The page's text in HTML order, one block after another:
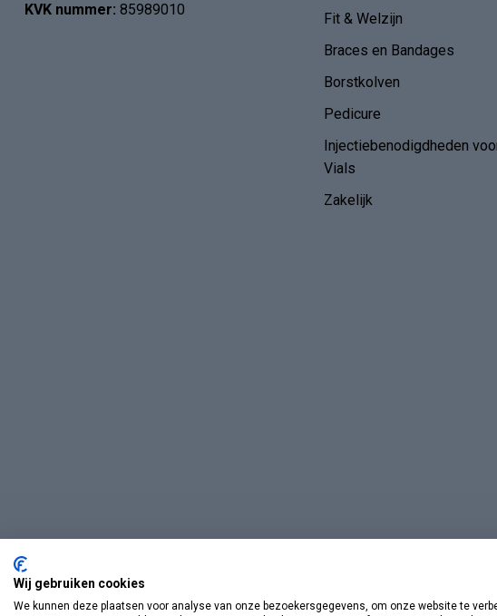
KVK nummer: 85989010
Fit & Welzijn
Braces en Bandages
Borstkolven
Pedicure
Injectiebenodigdheden
Vials
Zakelijk
Wij gebruiken cookies
We kunnen deze plaatsen voor analyse van onze bezoekersgegevens, om onze website te